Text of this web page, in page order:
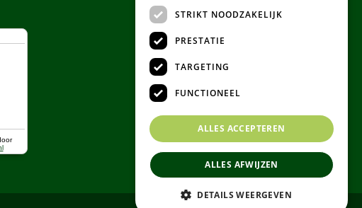
STRIKT NOODZAKELIJK
PRESTATIE
TARGETING
FUNCTIONEEL
ALLES ACCEPTEREN
ALLES AFWIJZEN
DETAILS WEERGEVEN